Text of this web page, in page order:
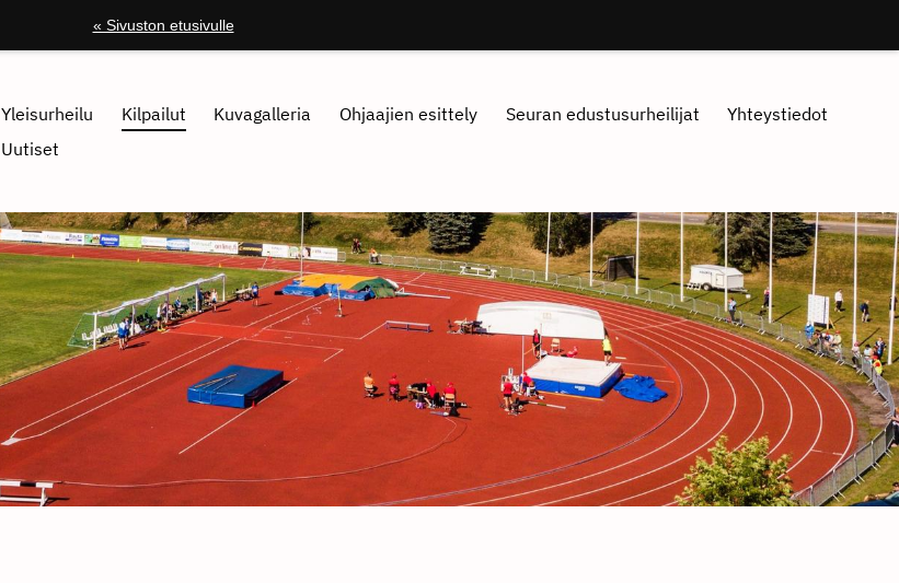
« Sivuston etusivulle
Yleisurheilu Kilpailut Kuvagalleria Ohjaajien esittely Seuran edustusurheilijat
Yhteystiedot
Uutiset